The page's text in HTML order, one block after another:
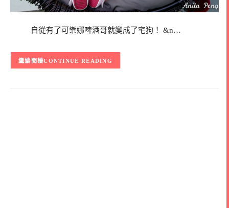
自從有了可樂娜啤酒哥就變成了宅狗！ &n…
CONTINUE READING